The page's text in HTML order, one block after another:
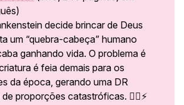
decide brincar de Deus
um “quebra-cabeça” humano
ganhando vida. O problema é
é feia demais para os
da época, gerando uma DR
proporções catastróficas. 🧟‍♂️⚡